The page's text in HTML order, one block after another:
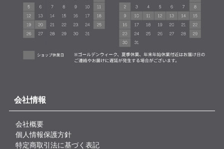
会社情報
会社概要
個人情報保護方針
特定商取引法に基づく表記